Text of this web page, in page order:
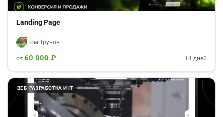
Landing Page
Том Трунов
от 60 000 ₽ 14 дней
ВЕБ-РАЗРАБОТКА И IT